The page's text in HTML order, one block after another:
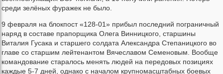
среди зелёных фуражек не было.
9 февраля на блокпост «128-01» прибыл последний пограничный
наряд в составе прапорщика Олега Винницкого, старшины
Виталия Гусака и старшего солдата Александра Степаницкого во
главе со старшим лейтенантом Вячеславом Семеновым. Вообще
командование старалось менять людей на передовых позициях
каждые 5-7 дней, однако с началом крупномасштабных боевых